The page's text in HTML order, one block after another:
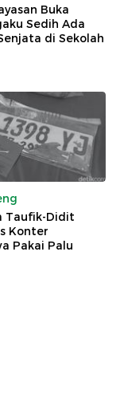
Buka
Sedih Ada
di Sekolah
Taufik-Didit
Konter
Pakai Palu